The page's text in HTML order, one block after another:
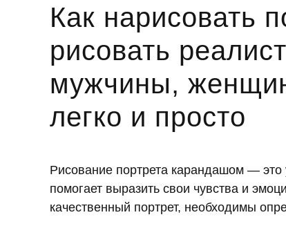
Как нарисовать
рисовать
мужчины,
легко и просто
Рисование портрета карандашом — это
помогает выразить свои чувства и
качественный портрет, необходимы